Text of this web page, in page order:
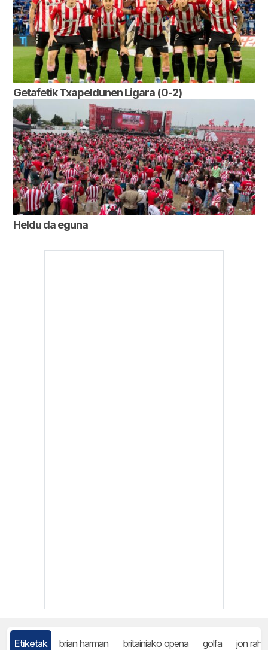
Getafetik Txapeldunen Ligara (0-2)
Heldu da eguna
Etiketak brian harman britainiako opena golfa jon